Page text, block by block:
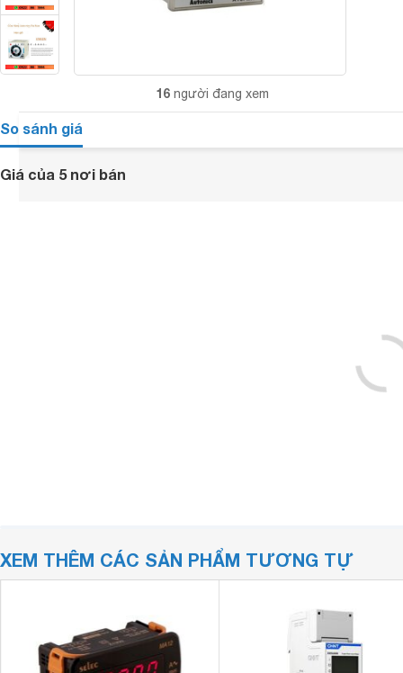
16 người đang xem
So sánh giá
Giá của 5 nơi bán
XEM THÊM CÁC SẢN PHẨM TƯƠNG TỰ